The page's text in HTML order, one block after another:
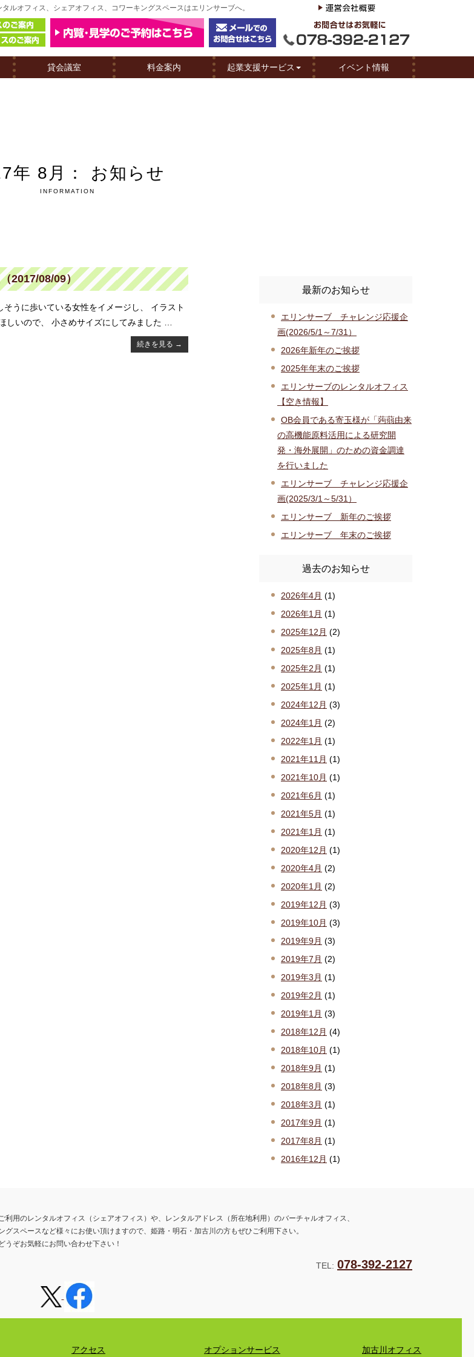
オフィス、シェアオフィス、コワーキングスペースはエリンサーブへ。
貸会議室 料金案内 起業支援サービス イベント情報
年 8月： お知らせ
INFORMATION
2017/08/09）
うに歩いている女性をイメージし、 イラスト
しいので、 小さめサイズにしてみました …
続きを見る →
最新のお知らせ
エリンサーブ チャレンジ応援企
画(2026/5/1～7/31）
2026年新年のご挨拶
2025年年末のご挨拶
エリンサーブのレンタルオフィス
【空き情報】
OB会員である寄玉様が「蒟蒻由来
の高機能原料活用による研究開
発・海外展開」のための資金調達
を行いました
エリンサーブ チャレンジ応援企
画(2025/3/1～5/31）
エリンサーブ 新年のご挨拶
エリンサーブ 年末のご挨拶
過去のお知らせ
2026年4月 (1)
2026年1月 (1)
2025年12月 (2)
2025年8月 (1)
2025年2月 (1)
2025年1月 (1)
2024年12月 (3)
2024年1月 (2)
2022年1月 (1)
2021年11月 (1)
2021年10月 (1)
2021年6月 (1)
2021年5月 (1)
2021年1月 (1)
2020年12月 (1)
2020年4月 (2)
2020年1月 (2)
2019年12月 (3)
2019年10月 (3)
2019年9月 (3)
2019年7月 (2)
2019年3月 (1)
2019年2月 (1)
2019年1月 (3)
2018年12月 (4)
2018年10月 (1)
2018年9月 (1)
2018年8月 (3)
2018年3月 (1)
2017年9月 (1)
2017年8月 (1)
2016年12月 (1)
利用のレンタルオフィス（シェアオフィス）や、レンタルアドレス（所在地利用）のバーチャルオフィス、
グスペースなど様々にお使い頂けますので、姫路・明石・加古川の方もぜひご利用下さい。
うぞお気軽にお問い合わせ下さい！
TEL: 078-392-2127
アクセス オプションサービス 加古川オフィス